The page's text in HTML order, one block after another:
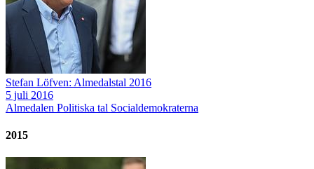
Stefan Löfven: Almedalstal 2016
5 juli 2016
Almedalen Politiska tal Socialdemokraterna
2015